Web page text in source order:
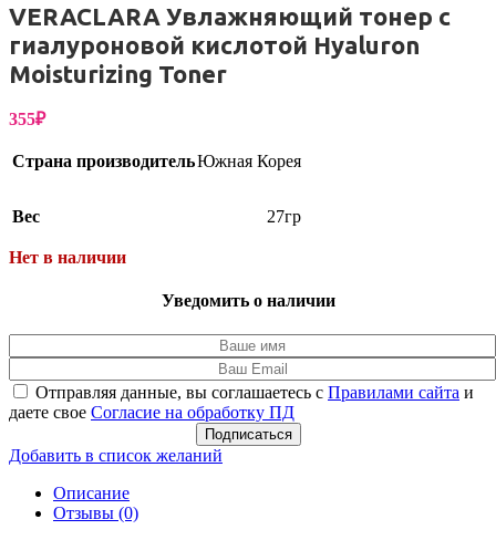
VERACLARA Увлажняющий тонер с
гиалуроновой кислотой Hyaluron
Moisturizing Toner
355₽
Страна производительЮжная Корея
Вес 27гр
Нет в наличии
Уведомить о наличии
Отправляя данные, вы соглашаетесь с Правилами сайта и
даете свое Согласие на обработку ПД
Подписаться
Добавить в список желаний
Описание
Отзывы (0)